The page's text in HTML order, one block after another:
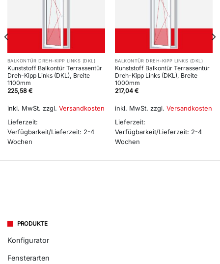
BALKONTÜR DREH-KIPP LINKS (DKL)
Kunststoff Balkontür Terrassentür
Dreh-Kipp Links (DKL), Breite
1100mm
225,58 €
inkl. MwSt. zzgl. Versandkosten
Lieferzeit:
Verfügbarkeit/Lieferzeit: 2-4
Wochen
BALKONTÜR DREH-KIPP LINKS (DKL)
Kunststoff Balkontür Terrassentür
Dreh-Kipp Links (DKL), Breite
1000mm
217,04 €
inkl. MwSt. zzgl. Versandkosten
Lieferzeit:
Verfügbarkeit/Lieferzeit: 2-4
Wochen
PRODUKTE
Konfigurator
Fensterarten